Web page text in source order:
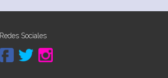
Redes Sociales